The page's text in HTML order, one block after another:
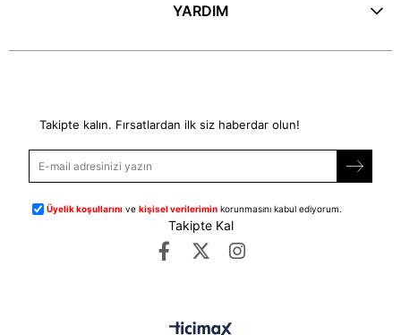
YARDIM
Takipte kalın. Fırsatlardan ilk siz haberdar olun!
Üyelik koşullarını vekişisel verilerimin korunmasını kabul ediyorum.
Takipte Kal